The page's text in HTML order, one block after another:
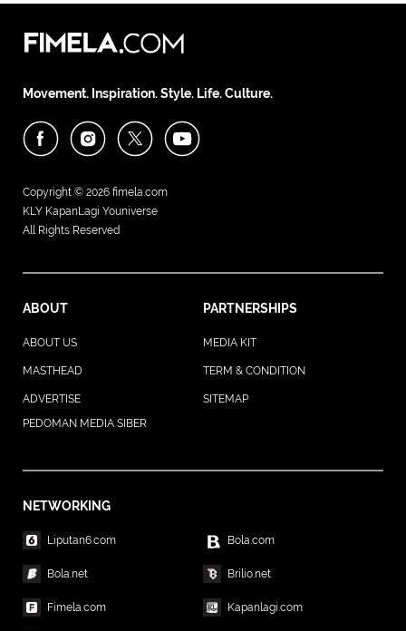
Movement. Inspiration. Style. Life. Culture.
Copyright © 2026 fimela.com
KLY KapanLagi Youniverse
All Rights Reserved
ABOUT PARTNERSHIPS
ABOUT US MEDIA KIT
MASTHEAD TERM & CONDITION
ADVERTISE
SITEMAP
PEDOMAN MEDIA SIBER
NETWORKING
Liputan6.com Bola.com
Bola.net Brilio.net
Fimela.com Kapanlagi.com